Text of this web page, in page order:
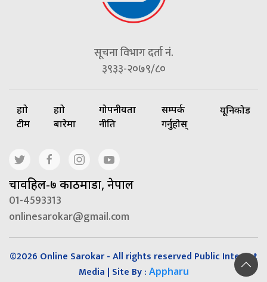
सूचना विभाग दर्ता नं.
३९३३-२०७९/८०
हाम्रो
टीम
हाम्रो
बारेमा
गोपनीयता
नीति
सम्पर्क
गर्नुहोस्
यूनिकोड
चावहिल-७ काठमाडौं, नेपाल
01-4593313
onlinesarokar@gmail.com
©2026 Online Sarokar - All rights reserved Public Interest
Media | Site By : Appharu